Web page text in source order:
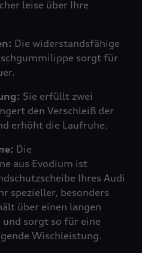
leise über Ihre
Die widerstandsfähige
sorgt für
Sie erfüllt zwei
den Verschleiß der
erhöht die Laufruhe.
Die
aus Evodium ist
Ihres Audi
spezieller, besonders
über einen langen
sorgt so für eine
Wischleistung.